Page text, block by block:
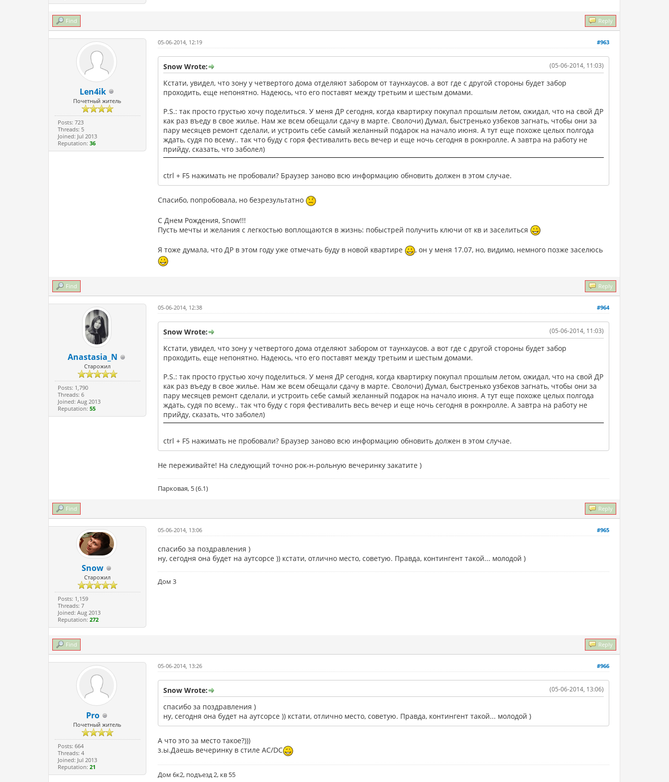
Find Reply
Len4ik
Почетный житель
Posts: 723
Threads: 5
Joined: Jul 2013
Reputation: 36
#963
05-06-2014, 12:19
(05-06-2014, 11:03)
Snow Wrote:
Кстати, увидел, что зону у четвертого дома отделяют забором от таунхаусов. а вот где с другой стороны будет забор
проходить, еще непонятно. Надеюсь, что его поставят между третьим и шестым домами.
P.S.: так просто грустью хочу поделиться. У меня ДР сегодня, когда квартирку покупал прошлым летом, ожидал, что на свой ДР
как раз въеду в свое жилье. Нам же всем обещали сдачу в марте. Сволочи) Думал, быстренько узбеков загнать, чтобы они за
пару месяцев ремонт сделали, и устроить себе самый желанный подарок на начало июня. А тут еще похоже целых полгода
ждать, судя по всему.. так что буду с горя фестивалить весь вечер и еще ночь сегодня в рокнролле. А завтра на работу не
прийду, сказать, что заболел)
ctrl + F5 нажимать не пробовали? Браузер заново всю информацию обновить должен в этом случае.
Спасибо, попробовала, но безрезультатно
С Днем Рождения, Snow!!!
Пусть мечты и желания с легкостью воплощаются в жизнь: побыстрей получить ключи от кв и заселиться
Я тоже думала, что ДР в этом году уже отмечать буду в новой квартире , он у меня 17.07, но, видимо, немного позже заселюсь
Find Reply
Anastasia_N
Старожил
Posts: 1,790
Threads: 6
Joined: Aug 2013
Reputation: 55
#964
05-06-2014, 12:38
(05-06-2014, 11:03)
Snow Wrote:
Кстати, увидел, что зону у четвертого дома отделяют забором от таунхаусов. а вот где с другой стороны будет забор
проходить, еще непонятно. Надеюсь, что его поставят между третьим и шестым домами.
P.S.: так просто грустью хочу поделиться. У меня ДР сегодня, когда квартирку покупал прошлым летом, ожидал, что на свой ДР
как раз въеду в свое жилье. Нам же всем обещали сдачу в марте. Сволочи) Думал, быстренько узбеков загнать, чтобы они за
пару месяцев ремонт сделали, и устроить себе самый желанный подарок на начало июня. А тут еще похоже целых полгода
ждать, судя по всему.. так что буду с горя фестивалить весь вечер и еще ночь сегодня в рокнролле. А завтра на работу не
прийду, сказать, что заболел)
ctrl + F5 нажимать не пробовали? Браузер заново всю информацию обновить должен в этом случае.
Не переживайте! На следующий точно рок-н-рольную вечеринку закатите )
Парковая, 5 (6.1)
Find Reply
Snow
Старожил
Posts: 1,159
Threads: 7
Joined: Aug 2013
Reputation: 272
#965
05-06-2014, 13:06
спасибо за поздравления )
ну, сегодня она будет на аутсорсе )) кстати, отлично место, советую. Правда, контингент такой... молодой )
Дом 3
Find Reply
Pro
Почетный житель
Posts: 664
Threads: 4
Joined: Jul 2013
Reputation: 21
#966
05-06-2014, 13:26
(05-06-2014, 13:06)
Snow Wrote:
спасибо за поздравления )
ну, сегодня она будет на аутсорсе )) кстати, отлично место, советую. Правда, контингент такой... молодой )
А что это за место такое?)))
з.ы.Даешь вечеринку в стиле AC/DC
Дом 6к2, подъезд 2, кв 55